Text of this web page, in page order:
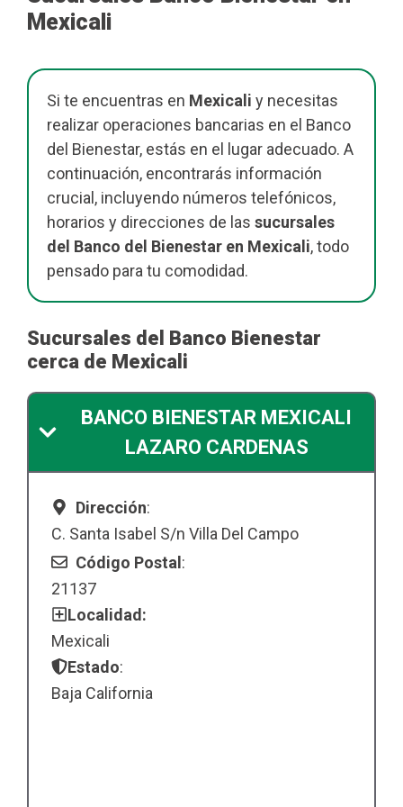
Mexicali
Si te encuentras en Mexicali y necesitas
realizar operaciones bancarias en el Banco
del Bienestar, estás en el lugar adecuado. A
continuación, encontrarás información
crucial, incluyendo números telefónicos,
horarios y direcciones de las sucursales
del Banco del Bienestar en Mexicali, todo
pensado para tu comodidad.
Sucursales del Banco Bienestar
cerca de Mexicali
BANCO BIENESTAR MEXICALI
LAZARO CARDENAS
Dirección:
C. Santa Isabel S/n Villa Del Campo
Código Postal:
21137
Localidad:
Mexicali
Estado:
Baja California